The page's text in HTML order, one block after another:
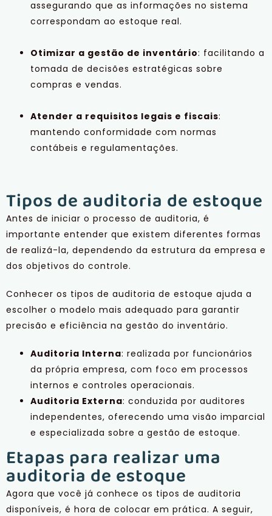
assegurando que as informações no sistema
correspondam ao estoque real.
Otimizar a gestão de inventário: facilitando a
tomada de decisões estratégicas sobre
compras e vendas.
Atender a requisitos legais e fiscais:
mantendo conformidade com normas
contábeis e regulamentações.
Tipos de auditoria de estoque
Antes de iniciar o processo de auditoria, é
importante entender que existem diferentes formas
de realizá-la, dependendo da estrutura da empresa e
dos objetivos do controle.
Conhecer os tipos de auditoria de estoque ajuda a
escolher o modelo mais adequado para garantir
precisão e eficiência na gestão do inventário.
Auditoria Interna: realizada por funcionários
da própria empresa, com foco em processos
internos e controles operacionais.
Auditoria Externa: conduzida por auditores
independentes, oferecendo uma visão imparcial
e especializada sobre a gestão de estoque.
Etapas para realizar uma
auditoria de estoque
Agora que você já conhece os tipos de auditoria
disponíveis, é hora de colocar em prática. A seguir,